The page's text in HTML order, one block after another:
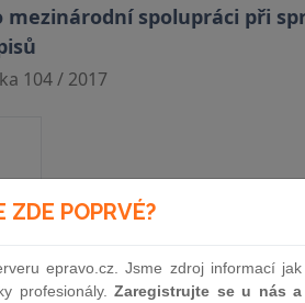
mezinárodní spolupráci při
104 / 2017
ZDE POPRVÉ?
epravo.cz. Jsme zdroj informací jak
profesionály.Zaregistrujte se u nás a